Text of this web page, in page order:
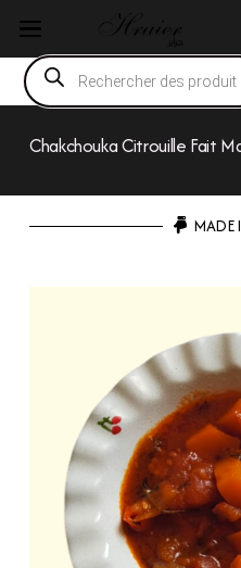
Recherche
de
produits
Chakchouka Citrouille Fait
MADE